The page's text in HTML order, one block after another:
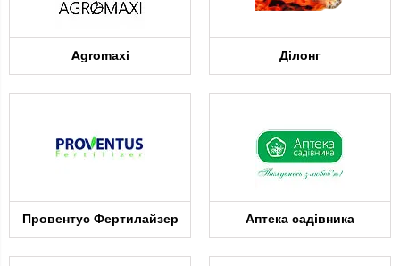
Agromaxi Ділонг
Провентус Фертилайзер Аптека садівника